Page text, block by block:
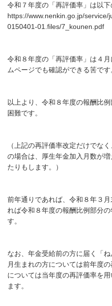
令和７年度の「再評価率」は以下
https://www.nenkin.go.jp/
0150401-01.files/7_kounen.pdf
令和８年度の「再評価率」は４
ムページでも確認ができる筈です
以上より、令和８年度の報酬比
困難です。
（上記の再評価率改定だけでな
の場合は、厚生年金加入月数が
たりもします。）
前年通りであれば、令和８年３
れば令和８年度の報酬比例部分
す。
なお、年金受給前の方に届く「ね
月生まれの方については前年度の
については当年度の再評価率を
ます。